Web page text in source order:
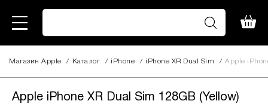
Магазин Apple / Каталог / iPhone / iPhone XR Dual Sim / Apple
Apple iPhone XR Dual Sim 128GB (Yellow)